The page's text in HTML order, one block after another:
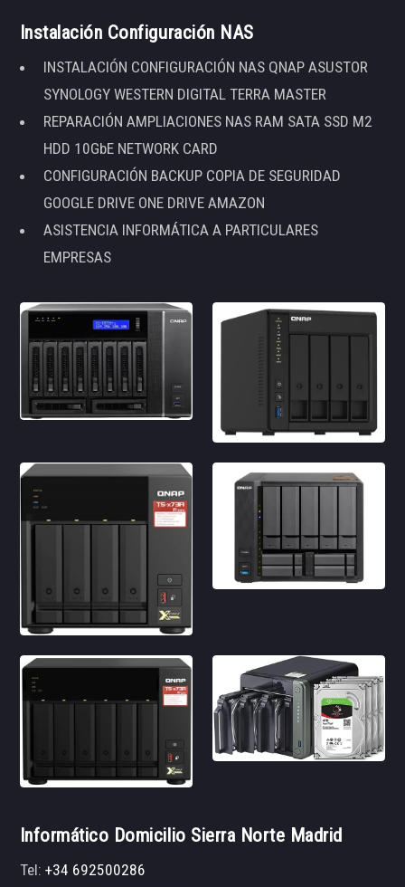
Instalación Configuración NAS
INSTALACIÓN CONFIGURACIÓN NAS QNAP ASUSTOR
SYNOLOGY WESTERN DIGITAL TERRA MASTER
REPARACIÓN AMPLIACIONES NAS RAM SATA SSD M2
HDD 10GbE NETWORK CARD
CONFIGURACIÓN BACKUP COPIA DE SEGURIDAD
GOOGLE DRIVE ONE DRIVE AMAZON
ASISTENCIA INFORMÁTICA A PARTICULARES
EMPRESAS
Informático Domicilio Sierra Norte Madrid
Tel:+34 692500286